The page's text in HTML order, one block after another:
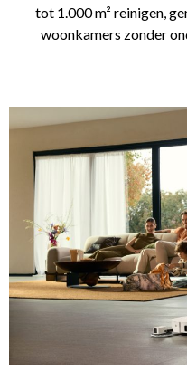
tot 1.000 m² reinigen,
woonkamers zonder